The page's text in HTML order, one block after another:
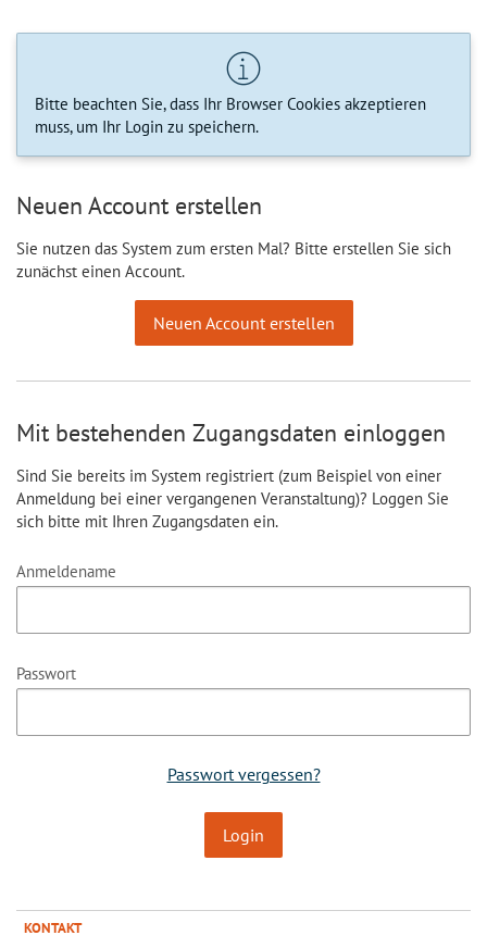
Bitte beachten Sie, dass Ihr Browser Cookies akzeptieren
muss, um Ihr Login zu speichern.
Neuen Account erstellen
Sie nutzen das System zum ersten Mal? Bitte erstellen Sie sich
zunächst einen Account.
Neuen Account erstellen
Mit bestehenden Zugangsdaten einloggen
Sind Sie bereits im System registriert (zum Beispiel von einer
Anmeldung bei einer vergangenen Veranstaltung)? Loggen Sie
sich bitte mit Ihren Zugangsdaten ein.
Anmeldename
Passwort
Passwort vergessen?
KONTAKT